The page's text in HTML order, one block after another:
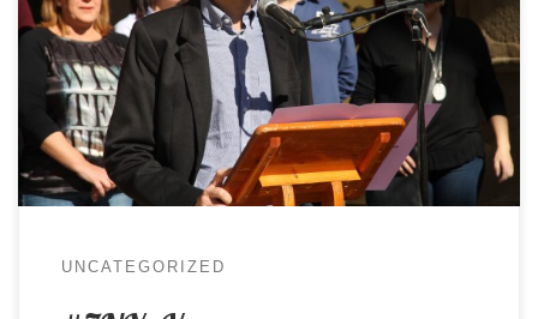
marcha convocada por colectivos feministas de
toda España y en la que se exigía que la lucha
contra la violencia de género sea «una cuestión
de Estado». En Novelda y desde el Ayuntamiento
de forma consensuada […]
UNCATEGORIZED